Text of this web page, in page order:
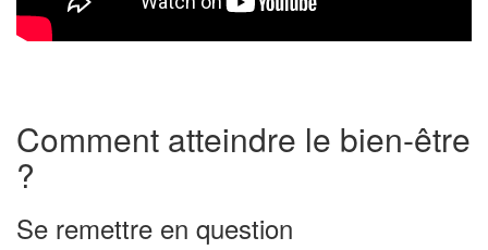
Comment atteindre le bien-être
?
Se remettre en question